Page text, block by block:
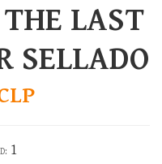
LAST
SELLADO
1